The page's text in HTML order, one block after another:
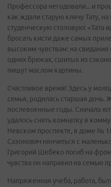
Профессора негодовали... и
как ждали старую клячу Тату,
студенческую столовую! «Тата
бросать кисти даже самых
высоким чувствам: на
одних брюках, сшитых из
пишут маслом картины.
Счастливое время! Здесь у
семья, родилась старшая дочь.
послевоенные годы. Сначала
удалось снять комнатку в
Невском проспекте, в доме №
Сазонович нянчиться с
Григорий Шебеко погиб на
чувства он направил на семью
Напряженная учеба, работа,